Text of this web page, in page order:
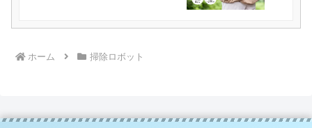
ホーム 掃除ロボット